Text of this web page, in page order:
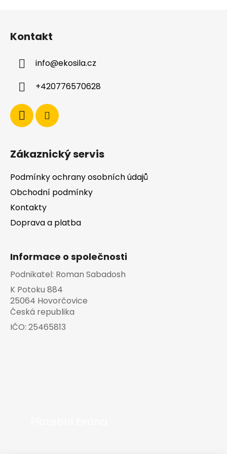
Kontakt
info@ekosila.cz
+420776570628
Zákaznický servis
Podmínky ochrany osobních údajů
Obchodní podmínky
Kontakty
Doprava a platba
Informace o společnosti
Podnikatel: Roman Sabadosh
K Potoku 884
25064 Hovorčovice
Česká republika
IČO: 25465813